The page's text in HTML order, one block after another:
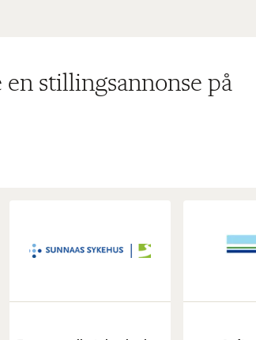
en stillingsannonse på